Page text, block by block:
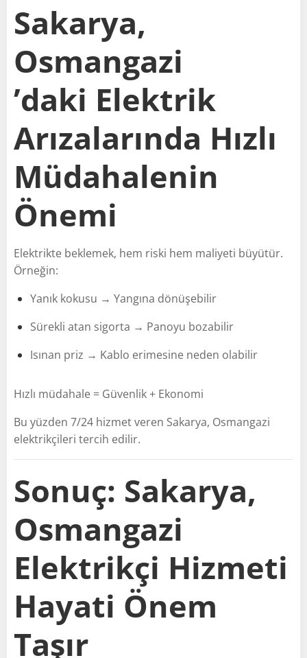
Sakarya,
Osmangazi
’daki Elektrik
Arızalarında Hızlı
Müdahalenin
Önemi
Elektrikte beklemek, hem riski hem maliyeti büyütür.
Örneğin:
Yanık kokusu → Yangına dönüşebilir
Sürekli atan sigorta → Panoyu bozabilir
Isınan priz → Kablo erimesine neden olabilir
Hızlı müdahale = Güvenlik + Ekonomi
Bu yüzden 7/24 hizmet veren Sakarya, Osmangazi
elektrikçileri tercih edilir.
Sonuç: Sakarya,
Osmangazi
Elektrikçi Hizmeti
Hayati Önem
Taşır